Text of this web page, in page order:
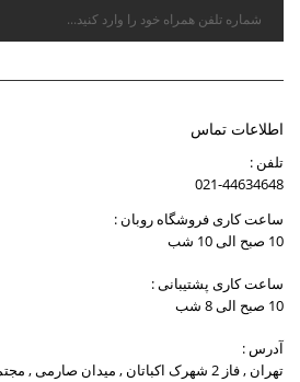
اطلاعات تماس
تلفن :
021-44634648
ساعت کاری فروشگاه روبان :
10 صبح الی 10 شب
ساعت کاری پشتیبانی :
10 صبح الی 8 شب
آدرس :
تهران , فاز 2 شهرک اکباتان , میدان